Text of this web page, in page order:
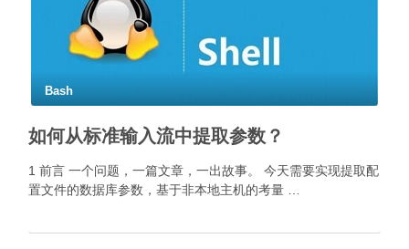
Bash
如何从标准输入流中提取参数？
1 前言 一个问题，一篇文章，一出故事。 今天需要实现提取配
置文件的数据库参数，基于非本地主机的考量 …